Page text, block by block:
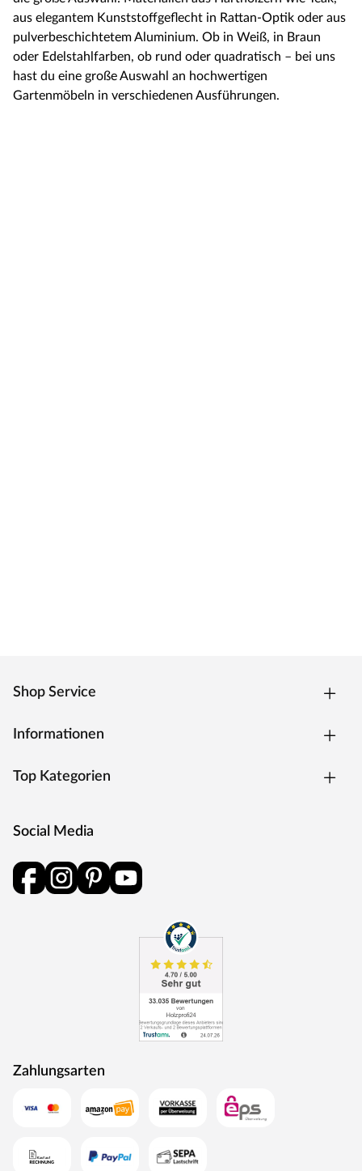
aus elegantem Kunststoffgeflecht in Rattan-Optik oder aus
pulverbeschichtetem Aluminium. Ob in Weiß, in Braun
oder Edelstahlfarben, ob rund oder quadratisch – bei uns
hast du eine große Auswahl an hochwertigen
Gartenmöbeln in verschiedenen Ausführungen.
Shop Service
Informationen
Top Kategorien
Social Media
Zahlungsarten